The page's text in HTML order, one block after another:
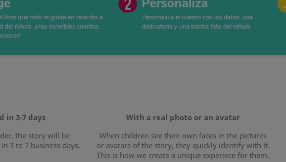
in 3-7 days
the story will be
3 to 7 business days.
With a real photo or an avatar
When children see their own faces in the pictures
or avatars of the story, they quickly identify with it.
This is how we create a unique experiece for them.